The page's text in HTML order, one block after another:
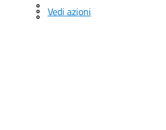
Vedi azioni